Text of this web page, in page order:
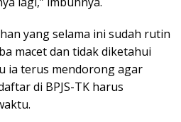
yang selama ini sudah rutin
macet dan tidak diketahui
ia terus mendorong agar
di BPJS-TK harus